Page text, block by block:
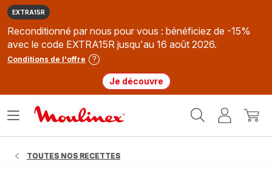
EXTRA15R
Reconditionné par nous pour vous : bénéficiez de -15%
avec le code EXTRA15R jusqu'au 16 août 2026.
Conditions de l'offre
Je découvre
MonMon
Ouvrir
TOUTES NOS RECETTES